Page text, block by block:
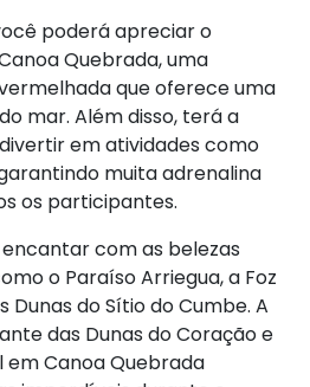
poderá apreciar o
Quebrada, uma
que oferece uma
mar. Além disso, terá a
em atividades como
muita adrenalina
os participantes.
com as belezas
o Paraíso Arriegua, a Foz
Dunas do Sítio do Cumbe. A
das Dunas do Coração e
em Canoa Quebrada